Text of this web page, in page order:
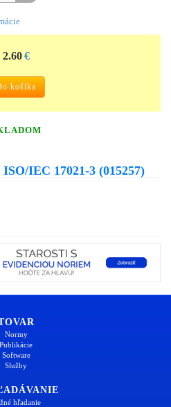
2.60 €
košíka
IEC 17021-3 (015257)
Normy
Publikácie
Software
Služby
hľadanie